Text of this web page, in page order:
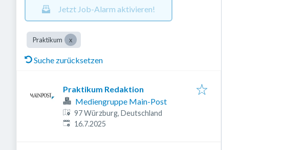
Jetzt Job-Alarm aktivieren!
Praktikum
Suche zurücksetzen
Praktikum Redaktion
Mediengruppe Main-Post
97 Würzburg, Deutschland
Veröffentlicht
16.7.2025